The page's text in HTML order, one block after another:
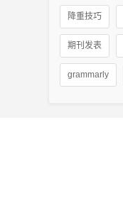
降重技巧
期刊发表
grammarly